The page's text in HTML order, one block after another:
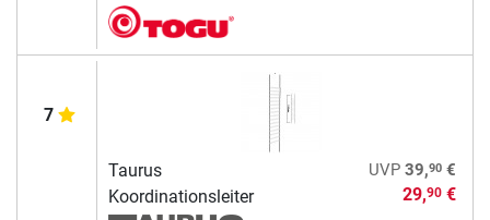
7
Taurus
Koordinationsleiter
UVP 39,90€
29,90€